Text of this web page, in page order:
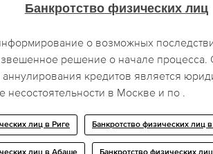
Банкротство физических лиц
о возможных
решение о начале
кредитов является
несостоятельности в Москве и по .
лиц в Риге Банкротство физических лиц